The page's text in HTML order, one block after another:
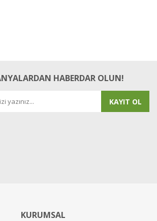
HABERDAR OLUN!
KAYIT OL
KURUMSAL